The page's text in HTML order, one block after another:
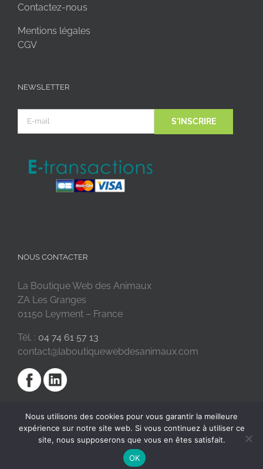
Contactez-nous
Mentions légales
CGV
NEWSLETTER
NOUS CONTACTER
La Boutique Web des Animaux
ZA Les Granges
01150 Leyment – France
Tél. : 04 74 61 57 13
contact@laboutiquewebdesanimaux.com
2018 © La Boutique Web des Animaux | Réalisé par
Nous utilisons des cookies pour vous garantir la meilleure
expérience sur notre site web. Si vous continuez à utiliser ce
site, nous supposerons que vous en êtes satisfait.
OK